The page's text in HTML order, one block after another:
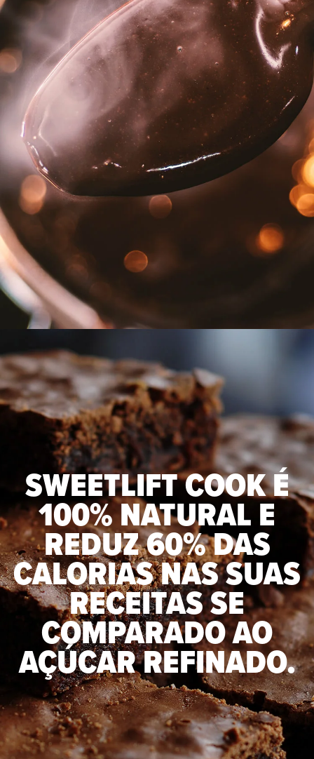
SWEETLIFT COOK É
100% NATURAL E
REDUZ 60% DAS
CALORIAS NAS SUAS
RECEITAS SE
COMPARADO AO
AÇÚCAR REFINADO.